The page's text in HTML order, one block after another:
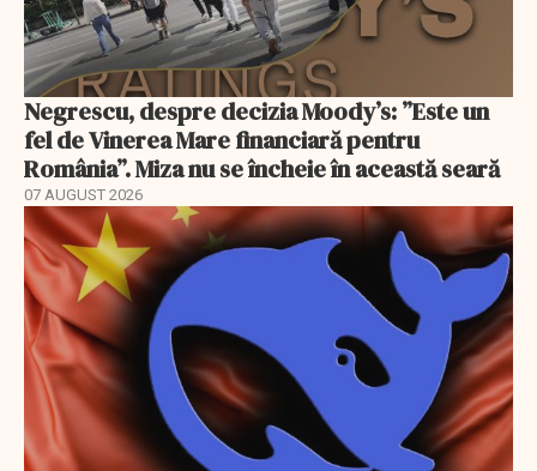
Negrescu, despre decizia Moody’s: ”Este un
fel de Vinerea Mare financiară pentru
România”. Miza nu se încheie în această seară
07 AUGUST 2026